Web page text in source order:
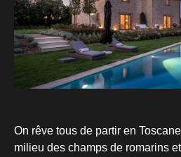
On rêve tous de partir en
milieu des champs de romarins